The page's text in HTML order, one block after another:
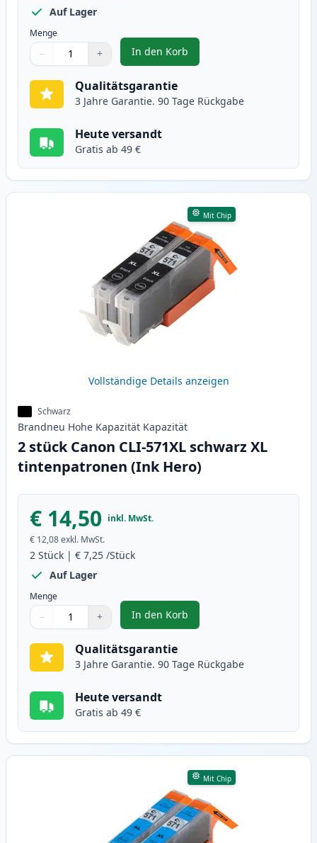
Auf Lager
Menge
Verwenden Sie die Tasten, um anzupassen
− +
1
In den Korb
, 2 stück Canon PGI-570 XL
Qualitätsgarantie
3 Jahre Garantie. 90 Tage Rückgabe
Heute versandt
Gratis ab 49 €
Mit Chip
Vollständige Details anzeigen
Schwarz
Brandneu Hohe Kapazität Kapazität
2 stück Canon CLI-571XL schwarz XL
tintenpatronen (Ink Hero)
€ 14,50 inkl. MwSt.
€ 12,08exkl. MwSt.
2 Stück | € 7,25 /Stück
Auf Lager
Menge
Verwenden Sie die Tasten, um anzupassen
− +
1
In den Korb
, 2 stück Canon CLI-571XL
Qualitätsgarantie
3 Jahre Garantie. 90 Tage Rückgabe
Heute versandt
Gratis ab 49 €
Mit Chip